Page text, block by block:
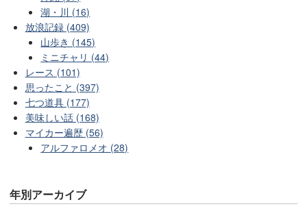
湖・川 (16)
放浪記録 (409)
山歩き (145)
ミニチャリ (44)
レース (101)
思ったこと (397)
七つ道具 (177)
美味しい話 (168)
マイカー遍歴 (56)
アルファロメオ (28)
年別アーカイブ